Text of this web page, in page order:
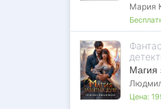
Мария
Магия
Цена: